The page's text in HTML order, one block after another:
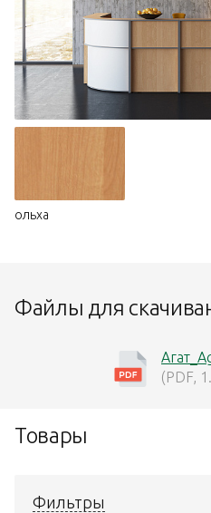
ольха
Файлы для
(PDF,
Товары
Фильтры